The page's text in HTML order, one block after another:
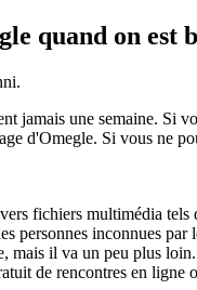
quand on est
jamais une semaine. Si
d'Omegle. Si vous ne
fichiers multimédia
personnes inconnues
il va un peu plus
de rencontres en ligne